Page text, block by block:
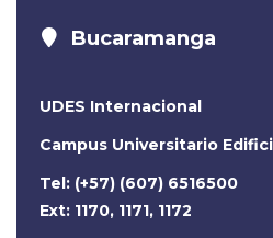
Bucaramanga
UDES Internacional
Campus Universitario
Tel: (+57) (607) 6516500
Ext: 1170, 1171, 1172